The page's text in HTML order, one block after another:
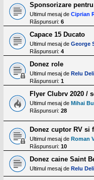
t
e
s
i
a
u
t
o
r
u
l
o
e
d
i
n
R
o
m
n
i
a
Sponsorizare
Ultimul mesaj de Ciprian
Răspunsuri: 6
Capace 15 Ducato
Ultimul mesaj de George
Răspunsuri: 4
Donez role
Ultimul mesaj de Relu
Răspunsuri: 1
Flyer Clubrv 2020 /
Ultimul mesaj de Mihai
Răspunsuri: 28
Donez cuptor RV si
Ultimul mesaj de Roman
Răspunsuri: 10
Donez caine Saint
Ultimul mesaj de Relu